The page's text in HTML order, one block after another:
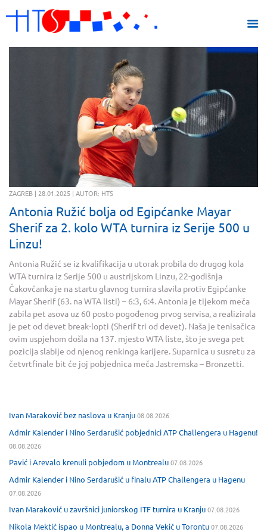
ZAGREB | 28.01.2025 | AUTOR: HTS
Antonia Ružić bolja od Egipćanke Mayar
Sherif za 2. kolo WTA turnira iz Serije 500 u
Linzu!
Antonia Ružić se iz kvalifikacija u utorak probila do drugog kola
WTA turnira iz Serije 500 u austrijskom Linzu, 22-godišnja
Čakovčanka je na startu glavnog turnira slavila protiv Egipćanke
Mayar Sherif (63. na WTA listi) – 6:3, 6:4. Antonia je tijekom meča
zabila pet asova uz 60 posto pogođenog prvog servisa, a realizirala
je pet od devet break-lopti (Sherif tri od devet). Naša je tenisačica
ovim uspjehom došla na 137. mjesto WTA liste, što je svega pet
pozicija slabije od njenog renkinga karijere. Suparnica u susretu za
četvrtfinale bit će joj pobjednica meča Jastremska – Bronzetti.
Ivan Maraković bez naslova u Kranju08.08.2026
Admir Kalender i Nino Serdarušić pobjednici ATP Challengera u Hagenu!
08.08.2026
Pavić i Arevalo krenuli pobjedom u Montrealu07.08.2026
Admir Kalender i Nino Serdarušić u finalu ATP Challengera u Hagenu
07.08.2026
Ivan Maraković u završnici juniorskog ITF turnira u Kranju07.08.2026
Nikola Mektić ispao u Montrealu, a Donna Vekić u Torontu07.08.2026